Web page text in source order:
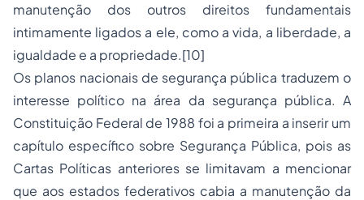
manutenção dos outros direitos fundamentais
intimamente ligados a ele, como a vida, a liberdade, a
igualdade e a propriedade.[10]
Os planos nacionais de segurança pública traduzem o
interesse político na área da segurança pública. A
Constituição Federal de 1988 foi a primeira a inserir um
capítulo específico sobre Segurança Pública, pois as
Cartas Políticas anteriores se limitavam a mencionar
que aos estados federativos cabia a manutenção da